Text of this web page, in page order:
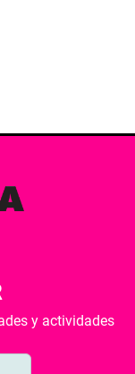
y actividades